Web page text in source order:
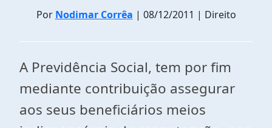
Por Nodimar Corrêa | 08/12/2011 | Direito
A Previdência Social, tem por fim
mediante contribuição assegurar
aos seus beneficiários meios